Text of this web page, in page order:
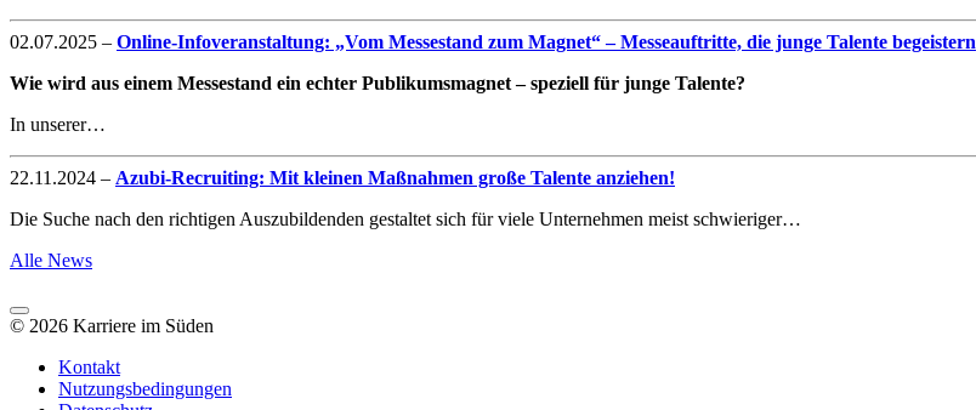
02.07.2025 – Online-Infoveranstaltung: „Vom Messestand zum Magnet“ – Messeauftritte, die junge Talente begeistern
Wie wird aus einem Messestand ein echter Publikumsmagnet – speziell für junge Talente?
In unserer…
22.11.2024 – Azubi-Recruiting: Mit kleinen Maßnahmen große Talente anziehen!
Die Suche nach den richtigen Auszubildenden gestaltet sich für viele Unternehmen meist schwieriger…
Alle News
© 2026 Karriere im Süden
Kontakt
Nutzungsbedingungen